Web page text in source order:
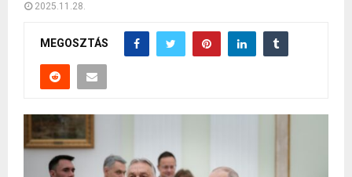
2025.11.28.
MEGOSZTÁS